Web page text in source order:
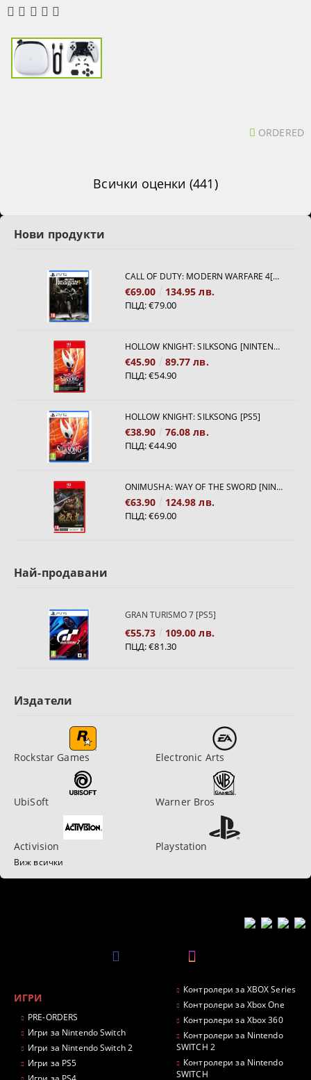
ORDERED
Всички оценки (441)
Нови продукти
CALL OF DUTY: MODERN WARFARE 4[PS5]
€69.00 134.95 лв.
ПЦД:€79.00
HOLLOW KNIGHT: SILKSONG [NINTENDO SWITCH 2]
€45.90 89.77 лв.
ПЦД:€54.90
HOLLOW KNIGHT: SILKSONG [PS5]
€38.90 76.08 лв.
ПЦД:€44.90
ONIMUSHA: WAY OF THE SWORD [NINTENDO SWITCH 2]
€63.90 124.98 лв.
ПЦД:€69.00
Най-продавани
GRAN TURISMO 7 [PS5]
€55.73 109.00 лв.
ПЦД:€81.30
Издатели
Rockstar Games Electronic Arts
UbiSoft Warner Bros
Activision Playstation
Виж всички
ИГРИ
PRE-ORDERS
Игри за Nintendo Switch
Игри за Nintendo Switch 2
Игри за PS5
Контролери за XBOX Series
Контролери за Xbox One
Контролери за Xbox 360
Контролери за Nintendo
SWITCH 2
Контролери за Nintendo
SWITCH